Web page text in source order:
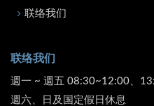
联络我们
联络我们
週一 ~ 週五 08:30~12:00、
週六、日及国定假日休息